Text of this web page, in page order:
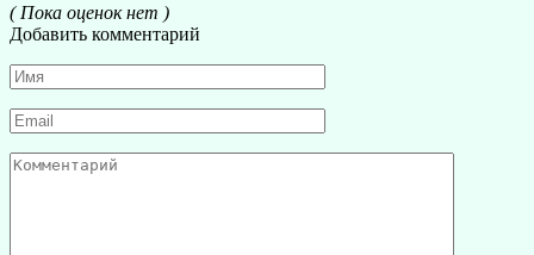
( Пока оценок нет )
Добавить комментарий
Имя
*
Email
*
Комментарий